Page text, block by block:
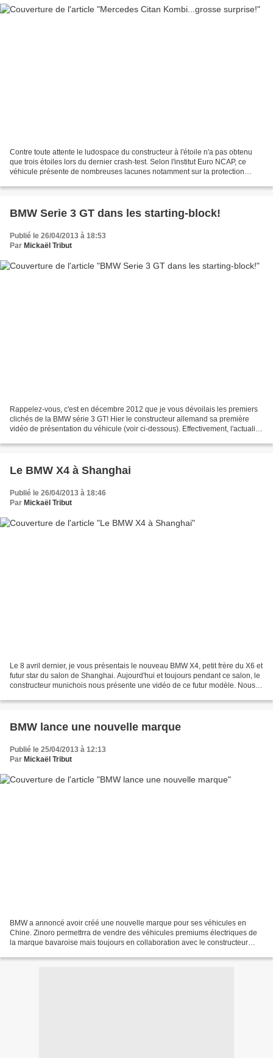
Contre toute attente le ludospace du constructeur à l'étoile n'a pas obtenu
que trois étoiles lors du dernier crash-test. Selon l'institut Euro NCAP, ce
véhicule présente de nombreuses lacunes notamment sur la protection
BMW Serie 3 GT dans les starting-block!
Publié le 26/04/2013 à 18:53
Par Mickaël Tribut
Rappelez-vous, c'est en décembre 2012 que je vous dévoilais les premiers
clichés de la BMW série 3 GT! Hier le constructeur allemand sa première
vidéo de présentation du véhicule (voir ci-dessous). Effectivement, l'actualité
Le BMW X4 à Shanghai
Publié le 26/04/2013 à 18:46
Par Mickaël Tribut
Le 8 avril dernier, je vous présentais le nouveau BMW X4, petit frère du X6 et
futur star du salon de Shanghai. Aujourd'hui et toujours pendant ce salon, le
constructeur munichois nous présente une vidéo de ce futur modèle. Nous
BMW lance une nouvelle marque
Publié le 25/04/2013 à 12:13
Par Mickaël Tribut
BMW a annoncé avoir créé une nouvelle marque pour ses véhicules en
Chine. Zinoro permettrra de vendre des véhicules premiums électriques de
la marque bavaroise mais toujours en collaboration avec le constructeur